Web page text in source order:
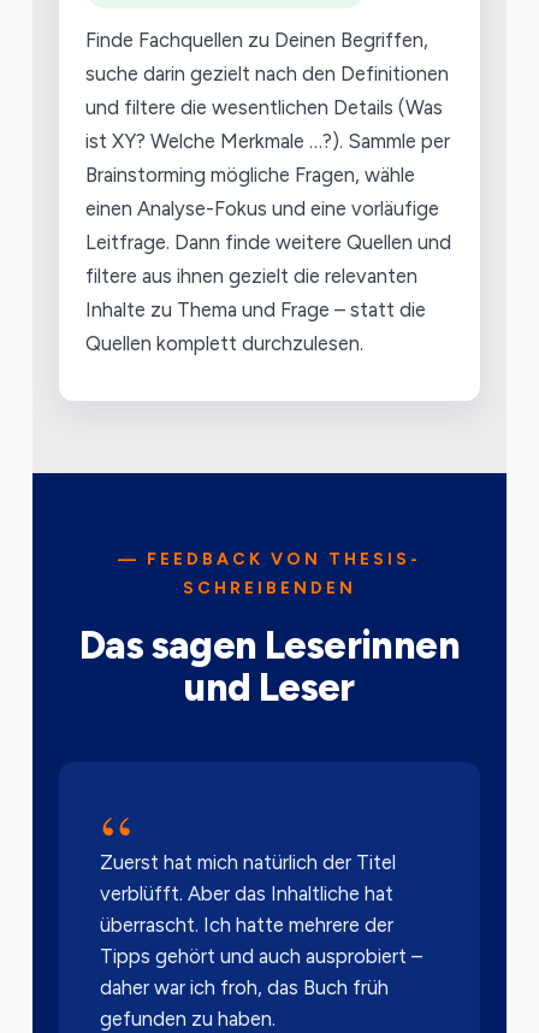
Finde Fachquellen zu Deinen Begriffen,
suche darin gezielt nach den Definitionen
und filtere die wesentlichen Details (Was
ist XY? Welche Merkmale …?). Sammle per
Brainstorming mögliche Fragen, wähle
einen Analyse-Fokus und eine vorläufige
Leitfrage. Dann finde weitere Quellen und
filtere aus ihnen gezielt die relevanten
Inhalte zu Thema und Frage – statt die
Quellen komplett durchzulesen.
— FEEDBACK VON THESIS-
SCHREIBENDEN
Das sagen Leserinnen
und Leser
“
Zuerst hat mich natürlich der Titel
verblüfft. Aber das Inhaltliche hat
überrascht. Ich hatte mehrere der
Tipps gehört und auch ausprobiert –
daher war ich froh, das Buch früh
gefunden zu haben.